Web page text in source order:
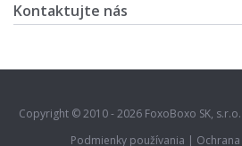
Kontaktujte nás
Copyright © 2010 - 2026 FoxoBoxo SK,
Podmienky používania |